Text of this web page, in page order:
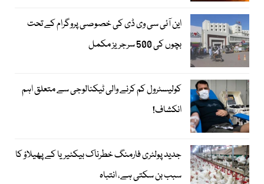
این آئی سی وی ڈی کی خصوصی پروگرام کے تحت
بچوں کی 500 سرجریز مکمل
کولیسٹرول کم کرنے والی ٹیکنالوجی سے متعلق اہم
انکشاف!
جدید پولٹری فارمنگ خطرناک بیکٹیریا کے پھیلاؤ کا
سبب بن سکتی ہے، انتباہ